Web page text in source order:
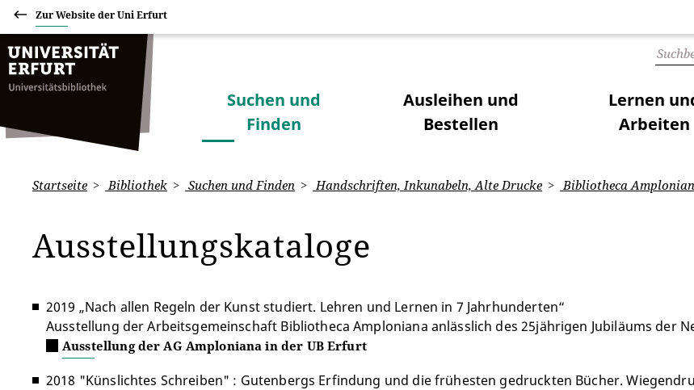
Zur Website der Uni Erfurt
Suchen und
Finden
Ausleihen und
Bestellen
Lernen
Arbeiten
Startseite Bibliothek Suchen und Finden Handschriften, Inkunabeln, Alte Drucke Bibliotheca
Ausstellungskataloge
2019 „Nach allen Regeln der Kunst studiert. Lehren und Lernen in 7 Jahrhunderten“
Ausstellung der Arbeitsgemeinschaft Bibliotheca Amploniana anlässlich des 25jährigen Jubiläums der
Ausstellung der AG Amploniana in der UB Erfurt
2018 "Künslichtes Schreiben" : Gutenbergs Erfindung und die frühesten gedruckten Bücher.